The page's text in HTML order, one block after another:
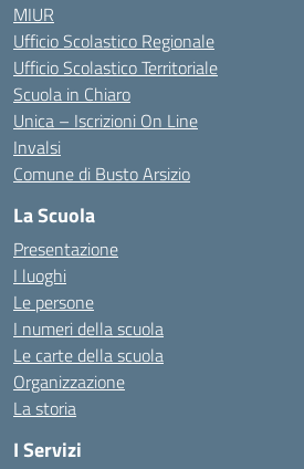
MIUR
Ufficio Scolastico Regionale
Ufficio Scolastico Territoriale
Scuola in Chiaro
Unica – Iscrizioni On Line
Invalsi
Comune di Busto Arsizio
La Scuola
Presentazione
I luoghi
Le persone
I numeri della scuola
Le carte della scuola
Organizzazione
La storia
I Servizi